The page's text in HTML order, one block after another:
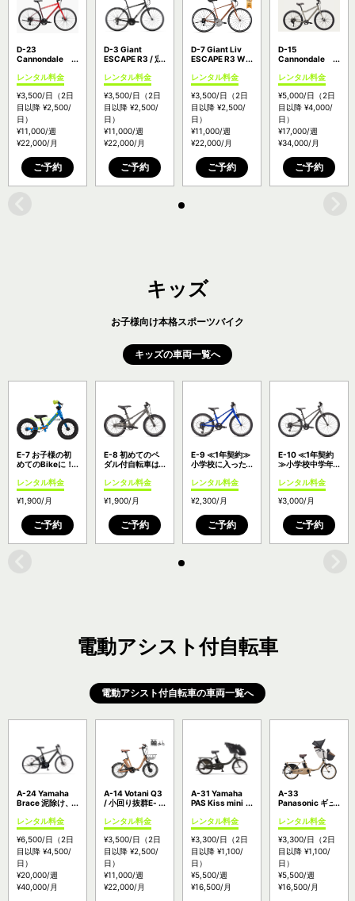
D-23
Cannondale
待ちさえ、次の
加速へのリセッ
トになる【料
金：P0】
レンタル料金
¥3,500/日 （2日
目以降 ¥2,500/
日）
¥11,000/週
¥22,000/月
ご予約
D-3 Giant
ESCAPE R3 / 定
イク【料金：
P0】
レンタル料金
¥3,500/日 （2日
目以降 ¥2,500/
日）
¥11,000/週
¥22,000/月
ご予約
D-7 Giant Liv
ESCAPE R3 W /
バイク入門モデ
ル【料金：P0】
レンタル料金
¥3,500/日 （2日
目以降 ¥2,500/
日）
¥11,000/週
¥22,000/月
ご予約
D-15
Cannondale
/ おしゃれクロス
バイク 乗り心
地も抜群【料
金：P2】
レンタル料金
¥5,000/日 （2日
目以降 ¥4,000/
日）
¥17,000/週
¥34,000/月
ご予約
キッズ
お子様向け本格スポーツバイク
キッズの車両一覧へ
E-7 お子様の初
めてのBikeに！1
ックバイク
Kids Trail
Balance | 1 to 4
レンタル料金
¥1,900/月
ご予約
E-8 初めてのペ
ダル付自転車は
Specialized
JETT 16
SINGLE SPEED
レンタル料金
¥1,900/月
ご予約
E-9 ≪1年契約≫
小学校に入った
車をどうぞ！
Specialized
JETT 20
レンタル料金
¥2,300/月
ご予約
E-10 ≪1年契約
≫小学校中学年
子様へ
Specialized
JETT 24
レンタル料金
¥3,000/月
ご予約
電動アシスト付自転車
電動アシスト付自転車の車両一覧へ
A-24 Yamaha
Brace 泥除け、
料サービス中！/
大容量バッテリ
ー 内装8段変
速！【料金：
P3】
レンタル料金
¥6,500/日
（2日
目以降 ¥4,500/
日）
¥20,000/週
¥40,000/月
A-14 Votani Q3
/ 小回り抜群E-
P0】
レンタル料金
¥3,500/日
（2日
目以降 ¥2,500/
日）
¥11,000/週
¥22,000/月
A-31 Yamaha
PAS Kiss mini
安心感を形にし
た子供乗せモデ
ル
レンタル料金
¥3,300/日
（2日
目以降 ¥1,100/
日）
¥5,500/週
¥16,500/月
A-33
Panasonic ギュ
ム・EX ラクイ
ック＆クルーム
シート搭載のフ
ラッグシップモ
デル
レンタル料金
¥3,300/日
（2日
目以降 ¥1,100/
日）
¥5,500/週
¥16,500/月